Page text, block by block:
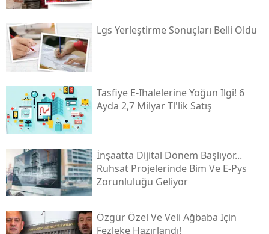
Lgs Yerleştirme Sonuçları Belli Oldu
Tasfiye E-Ihalelerine Yoğun Ilgi! 6
Ayda 2,7 Milyar Tl'lik Satış
İnşaatta Dijital Dönem Başlıyor...
Ruhsat Projelerinde Bim Ve E-Pys
Zorunluluğu Geliyor
Özgür Özel Ve Veli Ağbaba Için
Fezleke Hazırlandı!